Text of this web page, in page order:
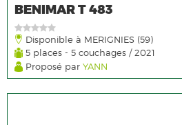
BENIMAR T 483
Disponible à MERIGNIES (59)
5 places - 5 couchages / 2021
Proposé parYANN